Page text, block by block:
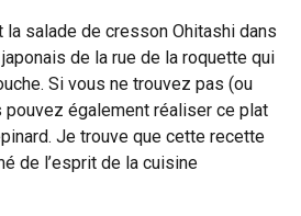
la salade de cresson Ohitashi dans
de la rue de la roquette qui
Si vous ne trouvez pas (ou
également réaliser ce plat
Je trouve que cette recette
de l’esprit de la cuisine